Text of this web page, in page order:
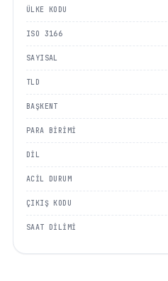
ÜLKE KODU
ISO 3166
SAYISAL
TLD
BAŞKENT
PARA BIRIMI
DIL
ACIL DURUM
ÇIKIŞ KODU
SAAT DILIMI